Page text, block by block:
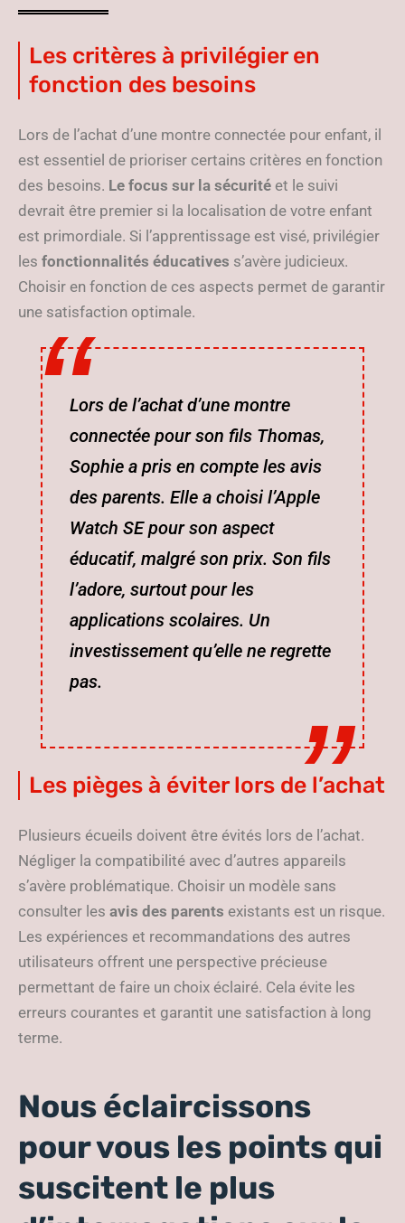
Les critères à privilégier en
fonction des besoins
Lors de l’achat d’une montre connectée pour enfant, il
est essentiel de prioriser certains critères en fonction
des besoins. Le focus sur la sécurité et le suivi
devrait être premier si la localisation de votre enfant
est primordiale. Si l’apprentissage est visé, privilégier
les fonctionnalités éducatives s’avère judicieux.
Choisir en fonction de ces aspects permet de garantir
une satisfaction optimale.
Lors de l’achat d’une montre
connectée pour son fils Thomas,
Sophie a pris en compte les avis
des parents. Elle a choisi l’Apple
Watch SE pour son aspect
éducatif, malgré son prix. Son fils
l’adore, surtout pour les
applications scolaires. Un
investissement qu’elle ne regrette
pas.
Les pièges à éviter lors de l’achat
Plusieurs écueils doivent être évités lors de l’achat.
Négliger la compatibilité avec d’autres appareils
s’avère problématique. Choisir un modèle sans
consulter les avis des parents existants est un risque.
Les expériences et recommandations des autres
utilisateurs offrent une perspective précieuse
permettant de faire un choix éclairé. Cela évite les
erreurs courantes et garantit une satisfaction à long
terme.
Nous éclaircissons
pour vous les points qui
suscitent le plus